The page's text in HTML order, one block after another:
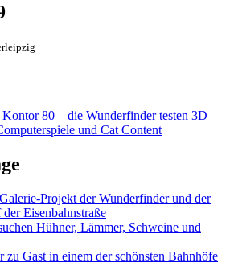
80 – die Wunderfinder testen 3D
und Cat Content
Projekt der Wunderfinder und der
Eisenbahnstraße
Hühner, Lämmer, Schweine und
zu Gast in einem der schönsten Bahnhöfe